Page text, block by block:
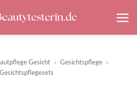
Gesicht » Gesichtspflege »
Gesichtspflegesets